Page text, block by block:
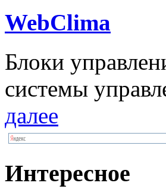
WebClima
Блоки
системы
далее
Интересное